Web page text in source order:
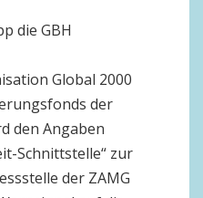
die GBH
Global 2000
der
den Angaben
Schnittstelle“ zur
der ZAMG